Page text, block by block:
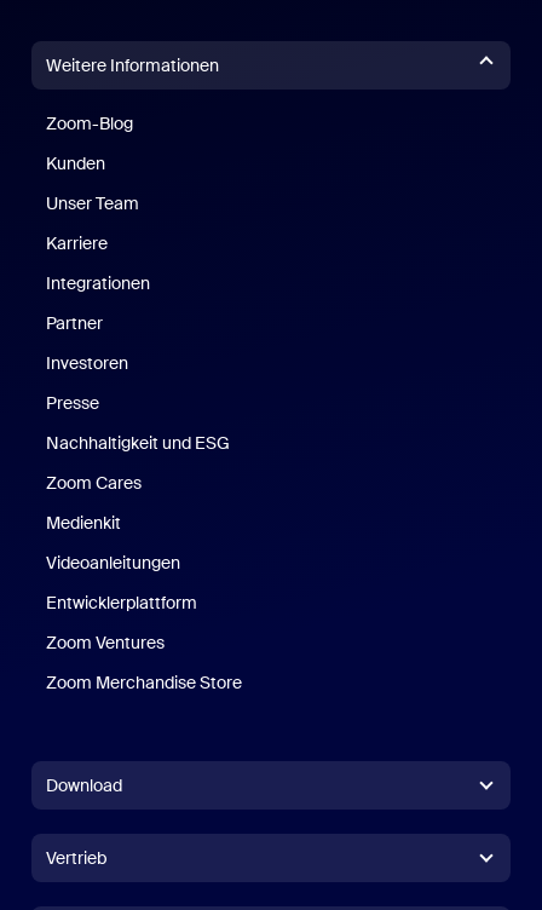
Weitere Informationen
Zoom-Blog
Kunden
Unser Team
Karriere
Integrationen
Partner
Investoren
Presse
Nachhaltigkeit und ESG
Zoom Cares
Medienkit
Videoanleitungen
Entwicklerplattform
Zoom Ventures
Zoom Merchandise Store
Download
Zoom Rooms-AppZoom Rooms-App
Vertrieb